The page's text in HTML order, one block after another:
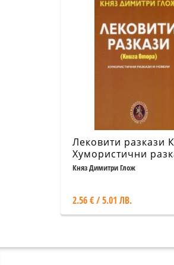
Лековити разкази
Хумористични
новели
Княз Димитри Глож
2.56 € / 5.01 ЛВ.